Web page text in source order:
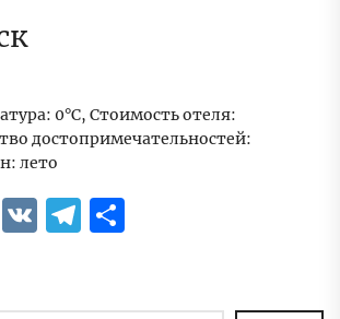
0°C, Стоимость отеля:
достопримечательностей:
лето
Viber
VK Telegram